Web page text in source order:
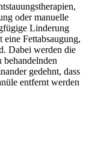
oder manuelle
Linderung
Fettabsaugung,
Dabei werden die
gedehnt, dass
entfernt werden